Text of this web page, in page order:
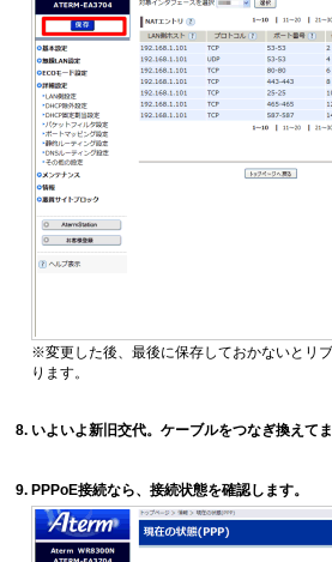
※変更した後、最後に保存しておかないとリ
ります。
いよいよ新旧交代。ケーブルをつなぎ換えてま
PPPoE接続なら、接続状態を確認します。